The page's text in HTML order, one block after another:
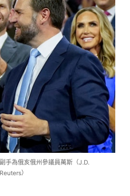
手為俄亥俄州參議員萬斯（J.D.
）